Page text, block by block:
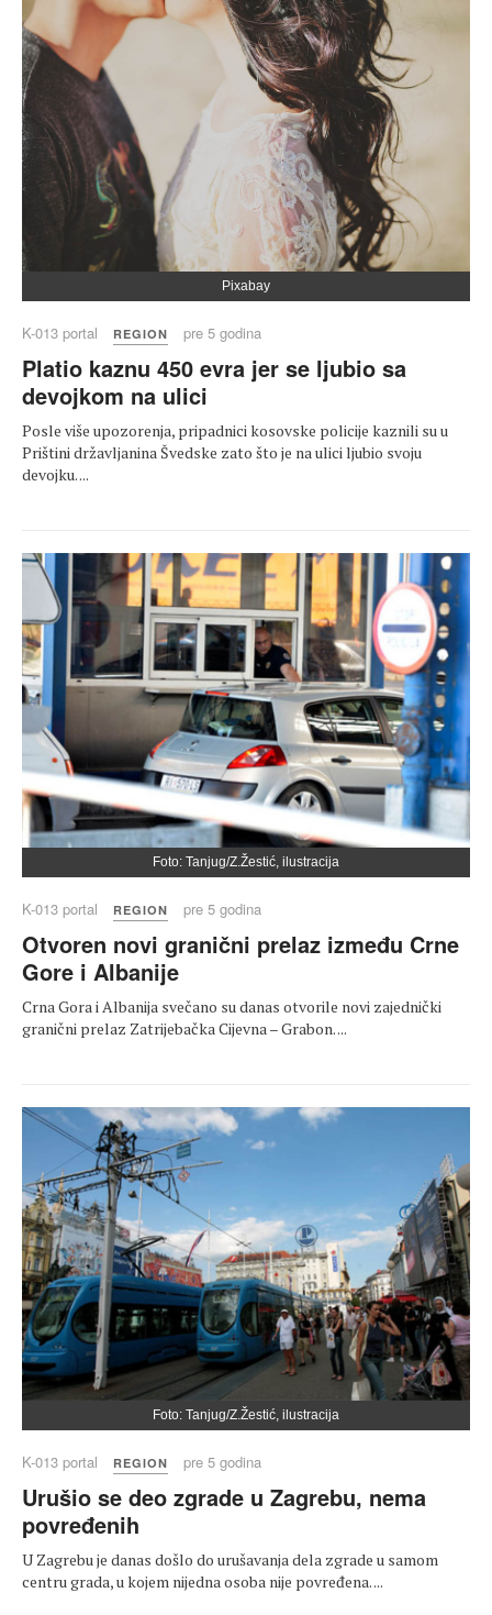
Pixabay
K-013 portal REGION pre 5 godina
Platio kaznu 450 evra jer se ljubio sa
devojkom na ulici
Posle više upozorenja, pripadnici kosovske policije kaznili su u
Prištini državljanina Švedske zato što je na ulici ljubio svoju
devojku. ...
Foto: Tanjug/Z.Žestić, ilustracija
K-013 portal REGION pre 5 godina
Otvoren novi granični prelaz između Crne
Gore i Albanije
Crna Gora i Albanija svečano su danas otvorile novi zajednički
granični prelaz Zatrijebačka Cijevna – Grabon. ...
Foto: Tanjug/Z.Žestić, ilustracija
K-013 portal REGION pre 5 godina
Urušio se deo zgrade u Zagrebu, nema
povređenih
U Zagrebu je danas došlo do urušavanja dela zgrade u samom
centru grada, u kojem nijedna osoba nije povređena. ...